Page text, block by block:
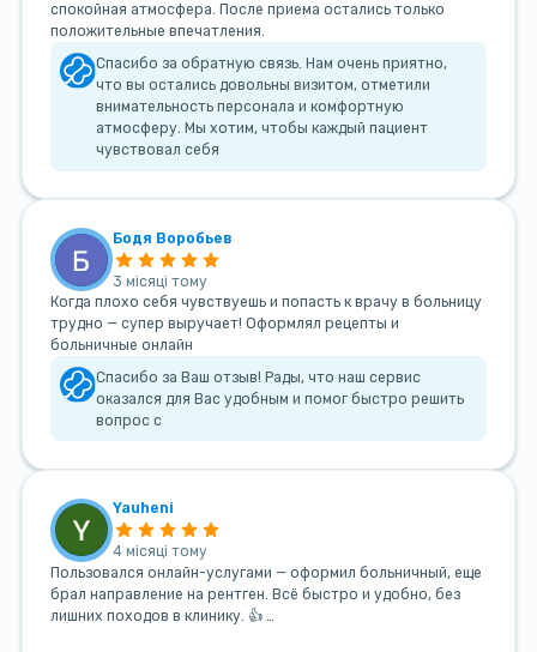
спокойная атмосфера. После приема остались только
положительные впечатления.
Спасибо за обратную связь. Нам очень приятно,
что вы остались довольны визитом, отметили
внимательность персонала и комфортную
атмосферу. Мы хотим, чтобы каждый пациент
чувствовал себя
Бодя Воробьев
3 місяці тому
Когда плохо себя чувствуешь и попасть к врачу в больницу
трудно — супер выручает! Оформлял рецепты и
больничные онлайн
Спасибо за Ваш отзыв! Рады, что наш сервис
оказался для Вас удобным и помог быстро решить
вопрос с
Yauheni
4 місяці тому
Пользовался онлайн-услугами — оформил больничный, еще
брал направление на рентген. Всё быстро и удобно, без
лишних походов в клинику. 👍 …